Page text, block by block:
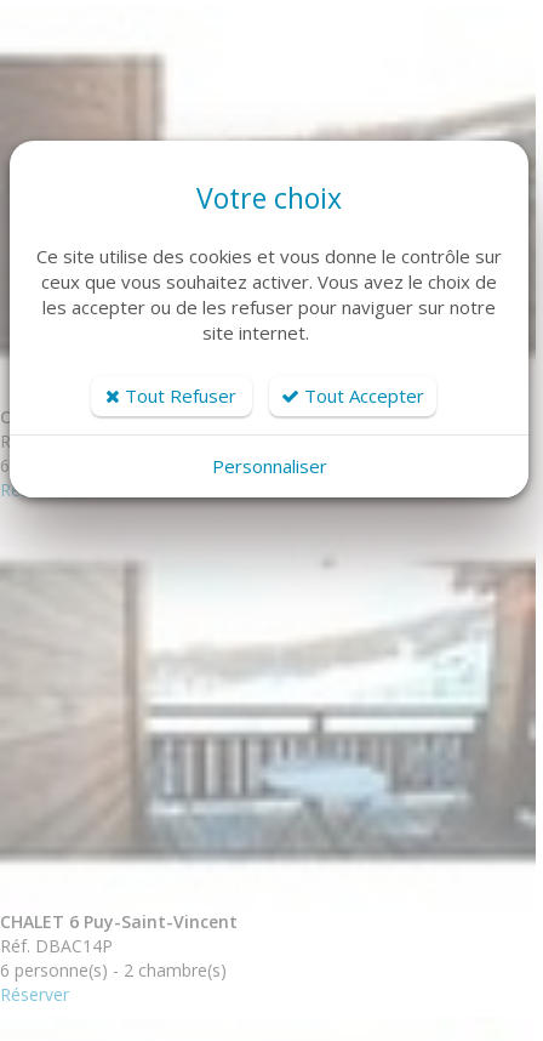
CHALET 6 Puy-Saint-Vincent
Réf. DBAC2P
6 personne(s) - 2 chambre(s)
Réserver
CHALET 6 Puy-Saint-Vincent
Réf. DBAC14P
6 personne(s) - 2 chambre(s)
Réserver
Votre choix
Ce site utilise des cookies et vous donne le contrôle sur
ceux que vous souhaitez activer. Vous avez le choix de
les accepter ou de les refuser pour naviguer sur notre
site internet.
Tout Refuser Tout Accepter
Personnaliser